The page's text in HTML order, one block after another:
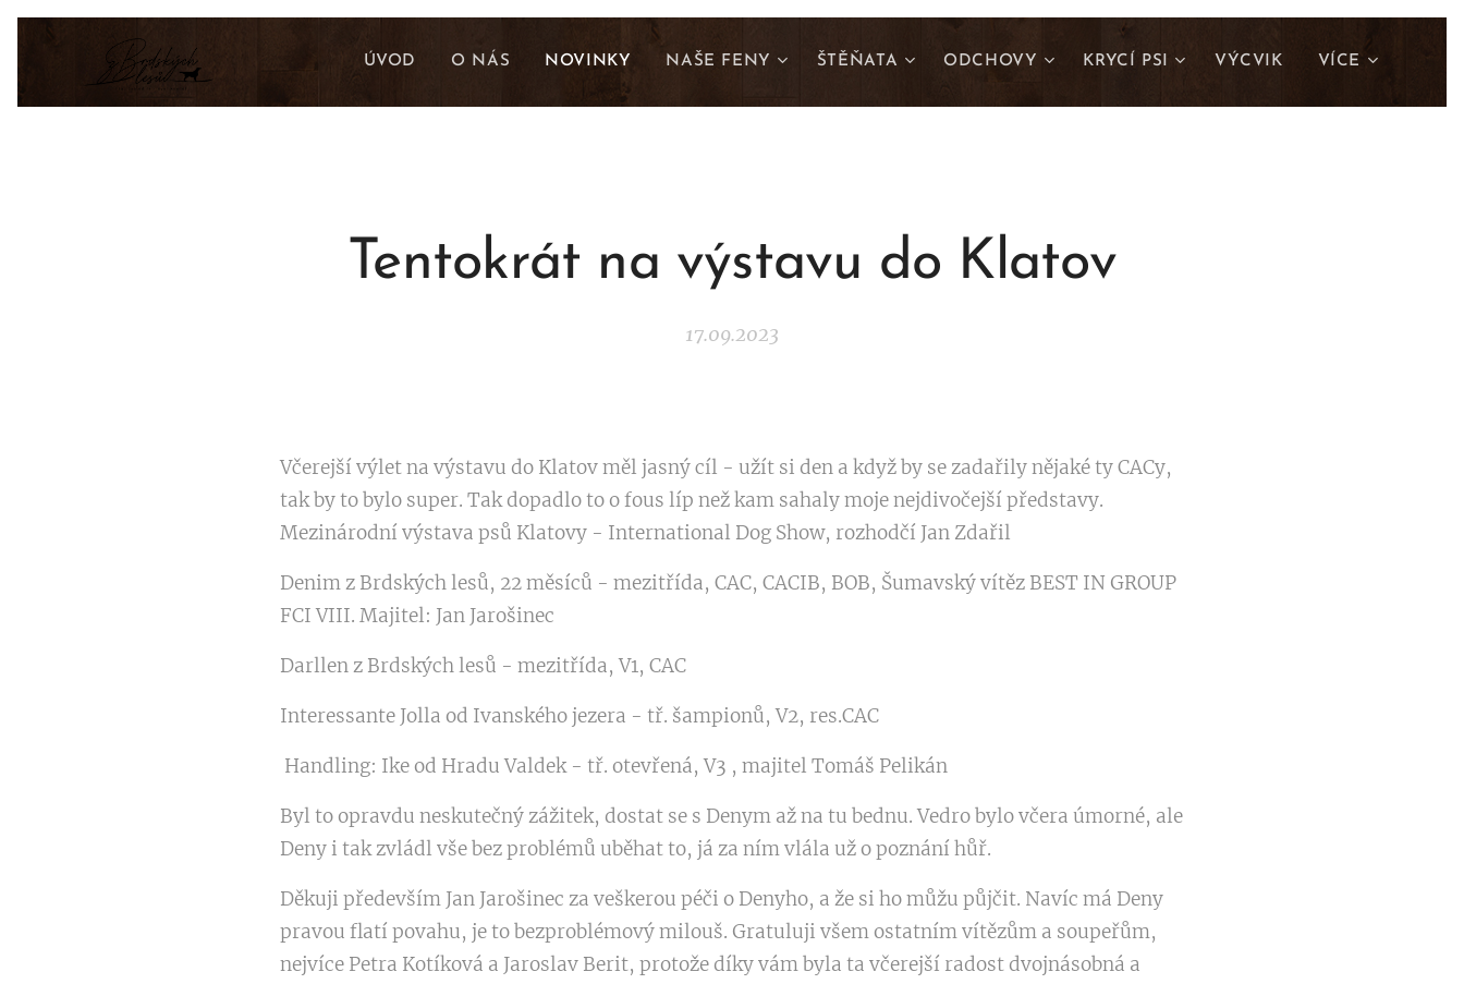
ÚVOD O NÁS NOVINKY NAŠE FENY ŠTĚŇATA ODCHOVY KRYCÍ PSI VÝCVIK VÍCE
Tentokrát na výstavu do Klatov
17.09.2023
Včerejší výlet na výstavu do Klatov měl jasný cíl - užít si den a když by se zadařily nějaké ty CACy,
tak by to bylo super. Tak dopadlo to o fous líp než kam sahaly moje nejdivočejší představy.
Mezinárodní výstava psů Klatovy - International Dog Show, rozhodčí Jan Zdařil
Denim z Brdských lesů, 22 měsíců - mezitřída, CAC, CACIB, BOB, Šumavský vítěz BEST IN GROUP
FCI VIII. Majitel: Jan Jarošinec
Darllen z Brdských lesů - mezitřída, V1, CAC
Interessante Jolla od Ivanského jezera - tř. šampionů, V2, res.CAC
Handling: Ike od Hradu Valdek - tř. otevřená, V3 , majitel Tomáš Pelikán
Byl to opravdu neskutečný zážitek, dostat se s Denym až na tu bednu. Vedro bylo včera úmorné, ale
Deny i tak zvládl vše bez problémů uběhat to, já za ním vlála už o poznání hůř.
Děkuji především Jan Jarošinec za veškerou péči o Denyho, a že si ho můžu půjčit. Navíc má Deny
pravou flatí povahu, je to bezproblémový milouš. Gratuluji všem ostatním vítězům a soupeřům,
nejvíce Petra Kotíková a Jaroslav Berit, protože díky vám byla ta včerejší radost dvojnásobná a